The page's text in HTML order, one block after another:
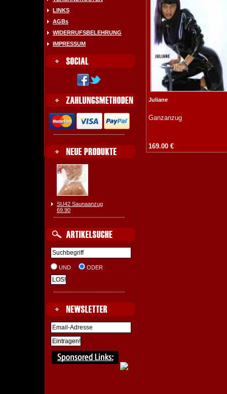
LINKS
AGBs
WIDERRUFSBELEHRUNG
IMPRESSUM
SU42 Saunaanzug
69.90
UND ODER
Juliane
Ganzanzug
169.00 €